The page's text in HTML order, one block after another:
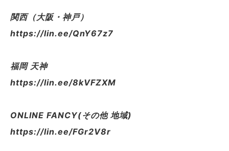
関西（大阪・神戸）
https://lin.ee/QnY67z7
福岡 天神
https://lin.ee/8kVFZXM
ONLINE FANCY(その他 地域)
https://lin.ee/FGr2V8r